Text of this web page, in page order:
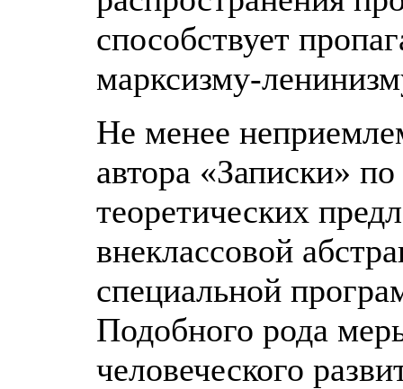
способствует
марксизму-
Не менее
автора «Записки»
теоретических
внеклассовой
специальной
Подобного рода
человеческого